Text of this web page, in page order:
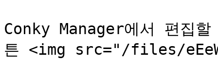
Conky Manager에서 편집
튼 <img src="/files/